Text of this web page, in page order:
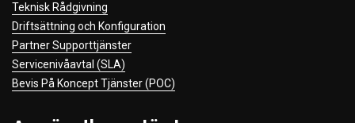
Teknisk Rådgivning
Driftsättning och Konfiguration
Partner Supporttjänster
Servicenivåavtal (SLA)
Bevis På Koncept Tjänster (POC)